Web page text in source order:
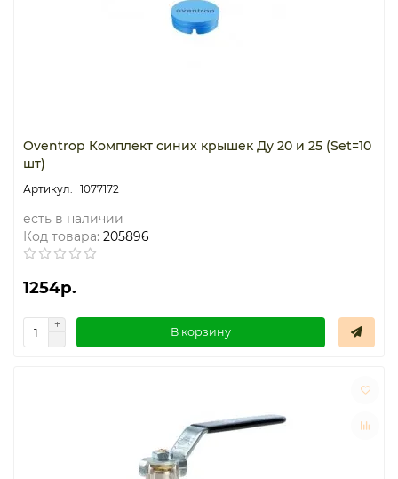
Oventrop Комплект синих крышек Ду 20 и 25 (Set=10
шт)
1077172
есть в наличии
Код товара: 205896
1254р.
В корзину